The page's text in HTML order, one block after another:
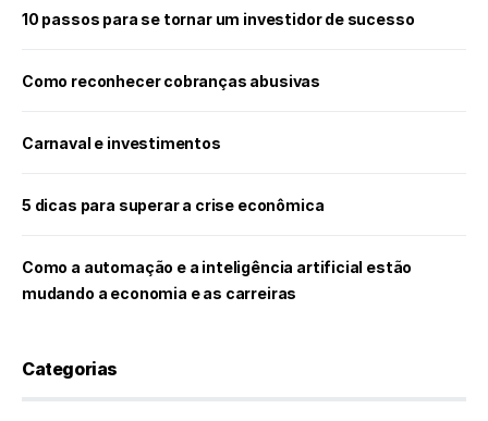
10 passos para se tornar um investidor de sucesso
Como reconhecer cobranças abusivas
Carnaval e investimentos
5 dicas para superar a crise econômica
Como a automação e a inteligência artificial estão
mudando a economia e as carreiras
Categorias